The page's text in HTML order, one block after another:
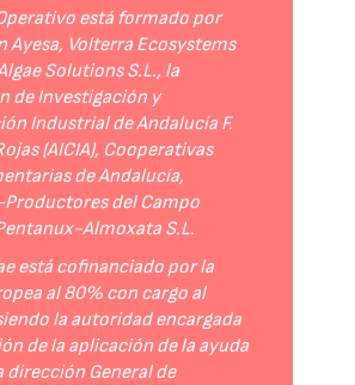
está formado por
Ayesa, Volterra Ecosystems
Solutions S.L., la
de Investigación y
Industrial de Andalucía F.
(AICIA), Cooperativas
de Andalucía,
del Campo
Almoxata S.L.
está cofinanciado por la
al 80% con cargo al
la autoridad encargada
de la aplicación de la ayuda
dirección General de